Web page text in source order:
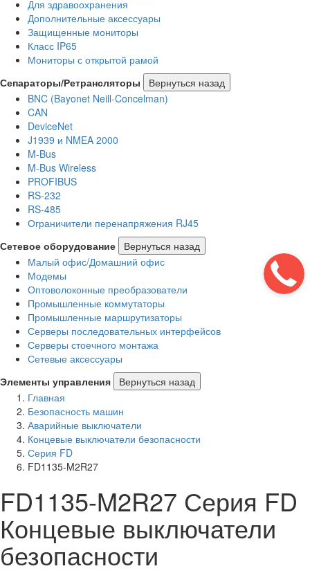
Для здравоохранения
Дополнительные аксессуары
Защищенные мониторы
Класс IP65
Мониторы с открытой рамой
Сепараторы/Ретрансляторы
Вернуться назад
BNC (Bayonet Neill-Concelman)
CAN
DeviceNet
J1939 и NMEA 2000
M-Bus
M-Bus Wireless
PROFIBUS
RS-232
RS-485
Ограничители перенапряжения RJ45
Сетевое оборудование
Вернуться назад
Малый офис/Домашний офис
Модемы
Оптоволоконные преобразователи
Промышленные коммутаторы
Промышленные маршрутизаторы
Серверы последовательных интерфейсов
Серверы стоечного монтажа
Сетевые аксессуары
Элементы управления
Вернуться назад
Главная
Безопасность машин
Аварийные выключатели
Концевые выключатели безопасности
Серия FD
FD1135-M2R27
FD1135-M2R27 Серия FD
Концевые выключатели
безопасности